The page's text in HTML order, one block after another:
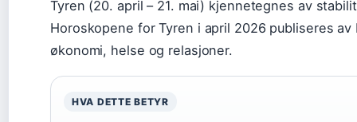
Tyren (20. april – 21. mai) kjennetegnes av
Horoskopene for Tyren i april 2026 publiseres
økonomi, helse og relasjoner.
HVA DETTE BETYR